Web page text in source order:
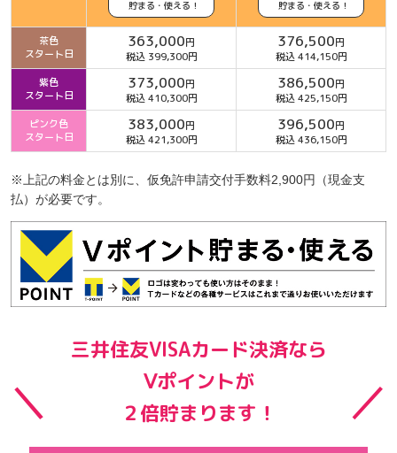
貯まる・使える！ 貯まる・使える！
茶色
スタート日
363,000円
税込 399,300円
376,500円
税込 414,150円
紫色
スタート日
373,000円
税込 410,300円
386,500円
税込 425,150円
ピンク色
スタート日
383,000円
税込 421,300円
396,500円
税込 436,150円
※上記の料金とは別に、仮免許申請交付手数料2,900円（現金支
払）が必要です。
三井住友VISAカード決済なら
Ⅴポイントが
２倍貯まります！